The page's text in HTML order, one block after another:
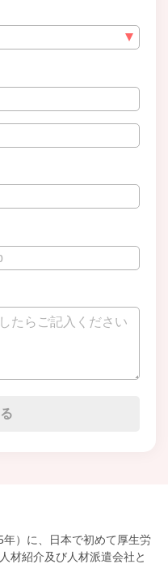
年）に、日本で初めて厚生労
材紹介及び人材派遣会社と